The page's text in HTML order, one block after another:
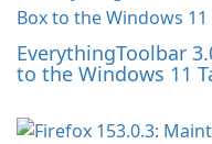
EverythingToolbar
to the Windows 11